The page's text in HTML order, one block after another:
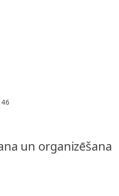
46
un organizēšana